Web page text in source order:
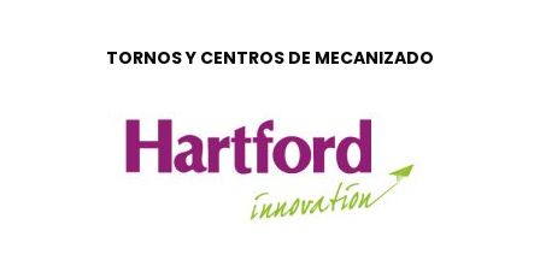
TORNOS Y CENTROS DE MECANIZADO